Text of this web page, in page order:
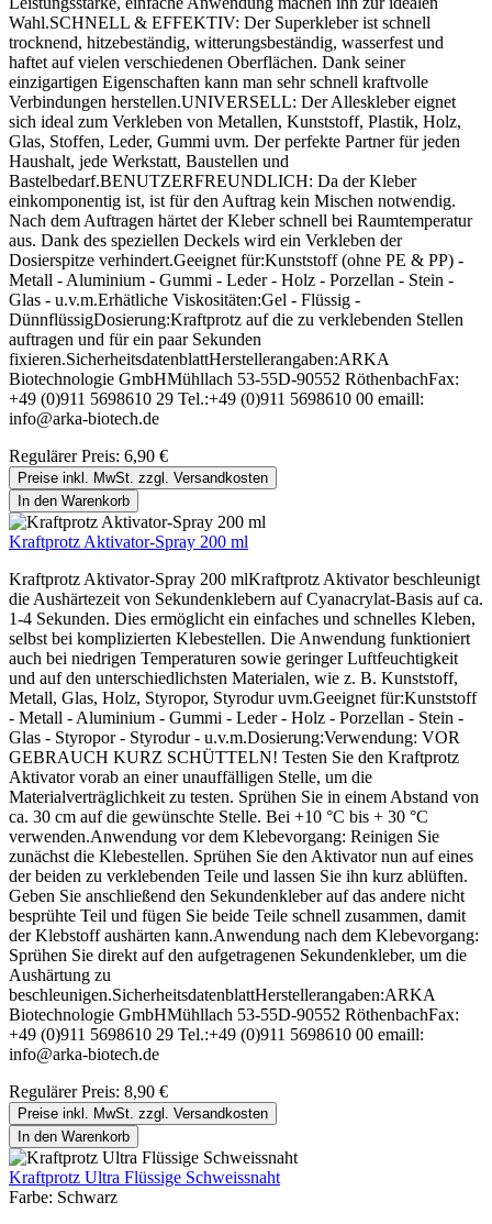
Wahl.SCHNELL & EFFEKTIV: Der Superkleber ist schnell
trocknend, hitzebeständig, witterungsbeständig, wasserfest und
haftet auf vielen verschiedenen Oberflächen. Dank seiner
einzigartigen Eigenschaften kann man sehr schnell kraftvolle
Verbindungen herstellen.UNIVERSELL: Der Alleskleber eignet
sich ideal zum Verkleben von Metallen, Kunststoff, Plastik, Holz,
Glas, Stoffen, Leder, Gummi uvm. Der perfekte Partner für jeden
Haushalt, jede Werkstatt, Baustellen und
Bastelbedarf.BENUTZERFREUNDLICH: Da der Kleber
einkomponentig ist, ist für den Auftrag kein Mischen notwendig.
Nach dem Auftragen härtet der Kleber schnell bei Raumtemperatur
aus. Dank des speziellen Deckels wird ein Verkleben der
Dosierspitze verhindert.Geeignet für:Kunststoff (ohne PE & PP) -
Metall - Aluminium - Gummi - Leder - Holz - Porzellan - Stein -
Glas - u.v.m.Erhätliche Viskositäten:Gel - Flüssig -
DünnflüssigDosierung:Kraftprotz auf die zu verklebenden Stellen
auftragen und für ein paar Sekunden
fixieren.SicherheitsdatenblattHerstellerangaben:ARKA
Biotechnologie GmbHMühllach 53-55D-90552 RöthenbachFax:
+49 (0)911 5698610 29 Tel.:+49 (0)911 5698610 00 emaill:
info@arka-biotech.de
Regulärer Preis: 6,90 €
Preise inkl. MwSt. zzgl. Versandkosten
In den Warenkorb
Kraftprotz Aktivator-Spray 200 ml
Kraftprotz Aktivator-Spray 200 mlKraftprotz Aktivator beschleunigt
die Aushärtezeit von Sekundenklebern auf Cyanacrylat-Basis auf ca.
1-4 Sekunden. Dies ermöglicht ein einfaches und schnelles Kleben,
selbst bei komplizierten Klebestellen. Die Anwendung funktioniert
auch bei niedrigen Temperaturen sowie geringer Luftfeuchtigkeit
und auf den unterschiedlichsten Materialen, wie z. B. Kunststoff,
Metall, Glas, Holz, Styropor, Styrodur uvm.Geeignet für:Kunststoff
- Metall - Aluminium - Gummi - Leder - Holz - Porzellan - Stein -
Glas - Styropor - Styrodur - u.v.m.Dosierung:Verwendung: VOR
GEBRAUCH KURZ SCHÜTTELN! Testen Sie den Kraftprotz
Aktivator vorab an einer unauffälligen Stelle, um die
Materialverträglichkeit zu testen. Sprühen Sie in einem Abstand von
ca. 30 cm auf die gewünschte Stelle. Bei +10 °C bis + 30 °C
verwenden.Anwendung vor dem Klebevorgang: Reinigen Sie
zunächst die Klebestellen. Sprühen Sie den Aktivator nun auf eines
der beiden zu verklebenden Teile und lassen Sie ihn kurz ablüften.
Geben Sie anschließend den Sekundenkleber auf das andere nicht
besprühte Teil und fügen Sie beide Teile schnell zusammen, damit
der Klebstoff aushärten kann.Anwendung nach dem Klebevorgang:
Sprühen Sie direkt auf den aufgetragenen Sekundenkleber, um die
Aushärtung zu
beschleunigen.SicherheitsdatenblattHerstellerangaben:ARKA
Biotechnologie GmbHMühllach 53-55D-90552 RöthenbachFax:
+49 (0)911 5698610 29 Tel.:+49 (0)911 5698610 00 emaill:
info@arka-biotech.de
Regulärer Preis: 8,90 €
Preise inkl. MwSt. zzgl. Versandkosten
In den Warenkorb
Kraftprotz Ultra Flüssige Schweissnaht
Farbe: Schwarz